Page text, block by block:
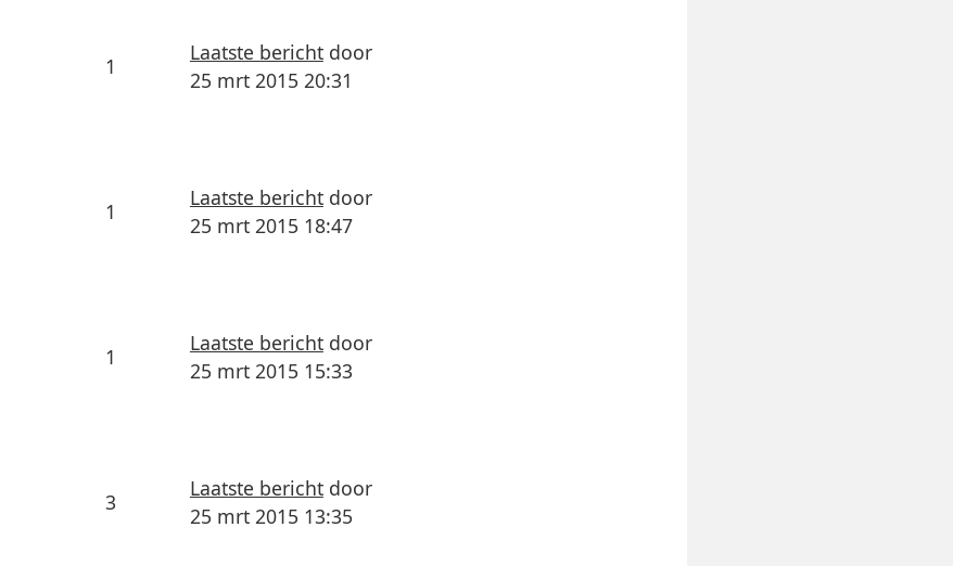
1
Laatste berichtdoor
25 mrt 2015 20:31
1
Laatste berichtdoor
25 mrt 2015 18:47
1
Laatste berichtdoor
25 mrt 2015 15:33
3
Laatste berichtdoor
25 mrt 2015 13:35